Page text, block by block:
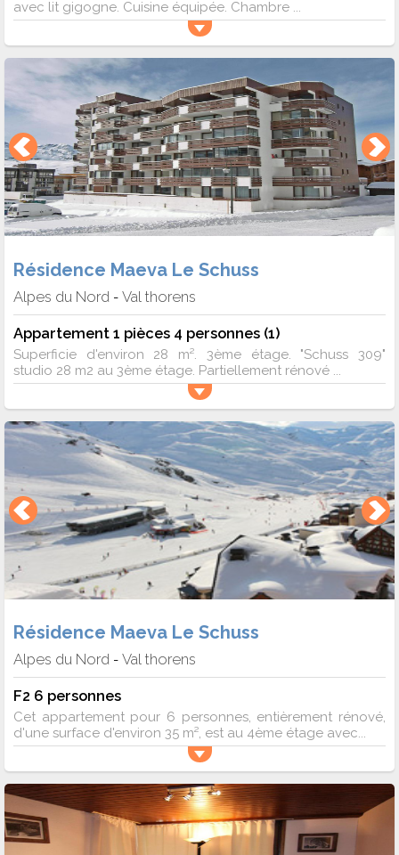
avec lit gigogne. Cuisine équipée. Chambre ...
Résidence Maeva Le Schuss
Alpes du Nord - Val thorens
Appartement 1 pièces 4 personnes (1)
Superficie d'environ 28 m². 3ème étage. "Schuss 309"
studio 28 m2 au 3ème étage. Partiellement rénové ...
Résidence Maeva Le Schuss
Alpes du Nord - Val thorens
F2 6 personnes
Cet appartement pour 6 personnes, entièrement rénové,
d'une surface d'environ 35 m², est au 4ème étage avec...